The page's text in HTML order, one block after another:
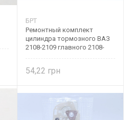
БРТ
Ремонтный комплект
цилиндра тормозного ВАЗ
2108-2109 главного 2108-
54,22